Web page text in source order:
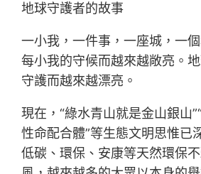
地球守護者的故事
一小我，一件事，一座城，一
每小我的守候而越來越敞亮。
守護而越來越漂亮。
現在，“綠水青山就是金山銀山
性命配合體”等生態文明思惟已
低碳、環保、安康等天然環保